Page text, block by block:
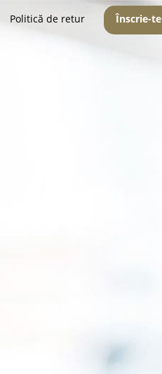
Politică de retur Înscrie-te